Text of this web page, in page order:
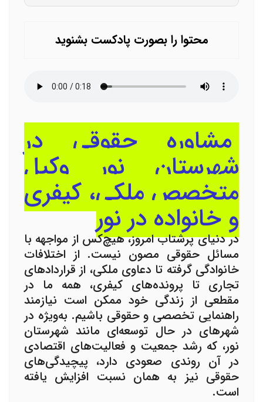
محتوا را بصورت پادکست بشنوید
مشاوره حقوقی در
شهرستان نور وکیل
متخصص ملکی، کیفری
و خانواده در نور
در دنیای پرشتاب امروز، هیچ‌کس از مواجهه با
مسائل حقوقی مصون نیست. از اختلافات
خانوادگی گرفته تا دعاوی ملکی، از قراردادهای
تجاری تا پرونده‌های کیفری، همه ما در
مقطعی از زندگی خود ممکن است نیازمند
راهنمایی تخصصی و حقوقی باشیم. به‌ویژه در
شهرهای در حال توسعه‌ای مانند شهرستان
نور، که رشد جمعیت و فعالیت‌های اقتصادی
در آن روندی صعودی دارد، پیچیدگی‌های
حقوقی نیز به همان نسبت افزایش یافته
است.